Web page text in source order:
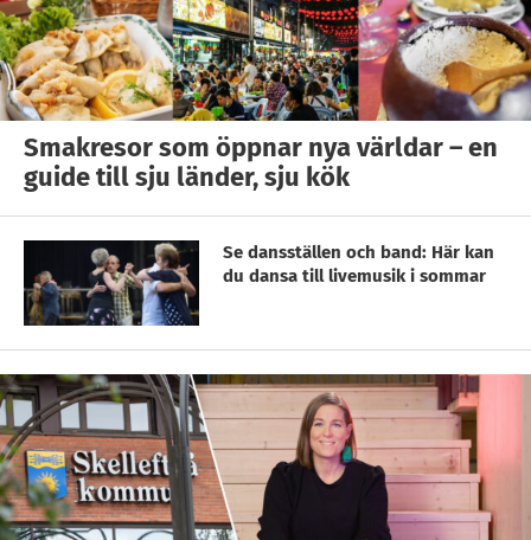
Smakresor som öppnar nya världar – en
guide till sju länder, sju kök
Se dansställen och band: Här kan
du dansa till livemusik i sommar